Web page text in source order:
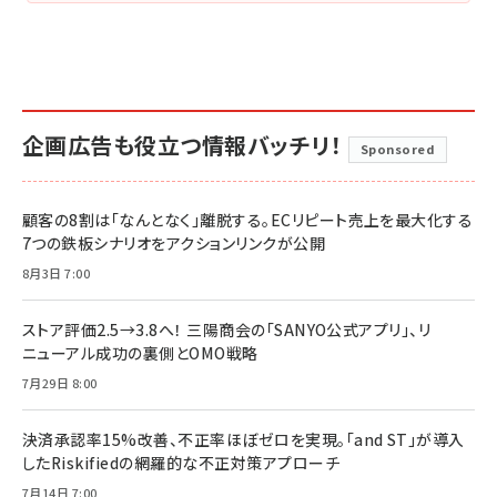
企画広告も役立つ情報バッチリ！ Sponsored
顧客の8割は「なんとなく」離脱する。ECリピート売上を最大化する
7つの鉄板シナリオをアクションリンクが公開
8月3日 7:00
ストア評価2.5→3.8へ！ 三陽商会の「SANYO公式アプリ」、リ
ニューアル成功の裏側とOMO戦略
7月29日 8:00
決済承認率15%改善、不正率ほぼゼロを実現。「and ST」が導入
したRiskifiedの網羅的な不正対策アプローチ
7月14日 7:00